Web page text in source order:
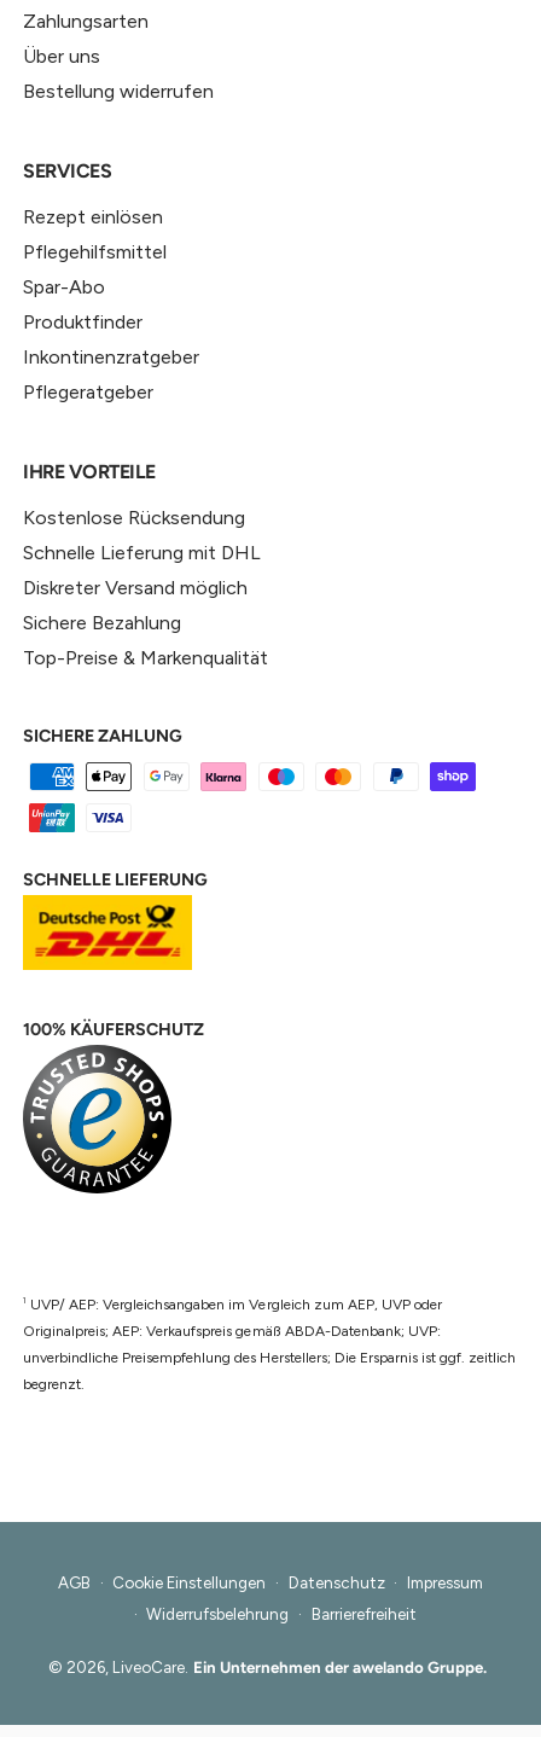
Zahlungsarten
Über uns
Bestellung widerrufen
SERVICES
Rezept einlösen
Pflegehilfsmittel
Spar-Abo
Produktfinder
Inkontinenzratgeber
Pflegeratgeber
IHRE VORTEILE
Kostenlose Rücksendung
Schnelle Lieferung mit DHL
Diskreter Versand möglich
Sichere Bezahlung
Top-Preise & Markenqualität
SICHERE ZAHLUNG
SCHNELLE LIEFERUNG
100% KÄUFERSCHUTZ
1 UVP/ AEP: Vergleichsangaben im Vergleich zum AEP, UVP oder
Originalpreis; AEP: Verkaufspreis gemäß ABDA-Datenbank; UVP:
unverbindliche Preisempfehlung des Herstellers; Die Ersparnis ist ggf. zeitlich
begrenzt.
© 2026, LiveoCare Ein Unternehmen der awelando Gruppe.
AGB Cookie Einstellungen Datenschutz
Impressum
Widerrufsbelehrung
Barrierefreiheit